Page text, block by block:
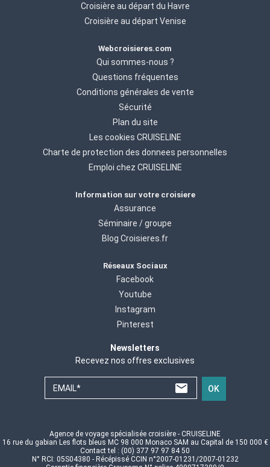
Croisière au départ du Havre
Croisière au départ Venise
Webcroisieres.com
Qui sommes-nous ?
Questions fréquentes
Conditions générales de vente
Sécurité
Plan du site
Les cookies CRUISELINE
Charte de protection des donnees personnelles
Emploi chez CRUISELINE
Information sur votre croisiere
Assurance
Séminaire / groupe
Blog Croisieres.fr
Réseaux Sociaux
Facebook
Youtube
Instagram
Pinterest
Newsletters
Recevez nos offres exclusives
EMAIL* OK
Agence de voyage spécialisée croisière - CRUISELINE
16 rue du gabian Les flots bleus MC 98 000 Monaco SAM au Capital de 150 000 €
Contact tel : (00) 377 97 97 84 50
N° RCI: 05S04380 - Récépissé CCIN n°2007-01231/2007-01232